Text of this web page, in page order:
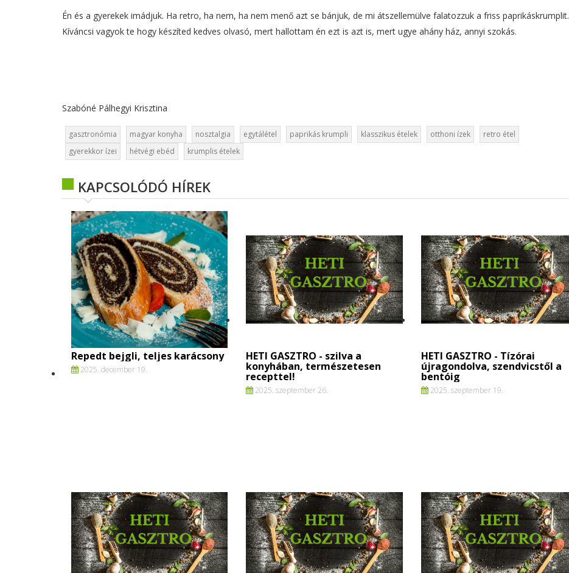
Én és a gyerekek imádjuk. Ha retro, ha nem, ha nem menő azt se bánjuk, de mi átszellemülve falatozzuk a friss paprikáskrumplit.
Kíváncsi vagyok te hogy készíted kedves olvasó, mert hallottam én ezt is azt is, mert ugye ahány ház, annyi szokás.
Szabóné Pálhegyi Krisztina
gasztronómia magyar konyha nosztalgia egytálétel paprikás krumpli klasszikus ételek otthoni ízek
retro étel
gyerekkor ízei
hétvégi ebéd krumplis ételek
KAPCSOLÓDÓ HÍREK
Repedt bejgli, teljes karácsony
2025. december 19.
HETI GASZTRO - szilva a
konyhában, természetesen
recepttel!
2025. szeptember 26.
HETI GASZTRO - Tízórai
újragondolva, szendvicstől a
bentóig
2025. szeptember 19.